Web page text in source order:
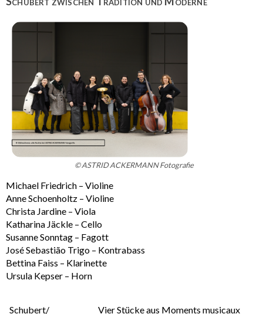
© ASTRID ACKERMANN Fotografie
Michael Friedrich – Violine
Anne Schoenholtz – Violine
Christa Jardine – Viola
Katharina Jäckle – Cello
Susanne Sonntag – Fagott
José Sebastião Trigo – Kontrabass
Bettina Faiss – Klarinette
Ursula Kepser – Horn
Schubert/ Vier Stücke aus Moments musicaux